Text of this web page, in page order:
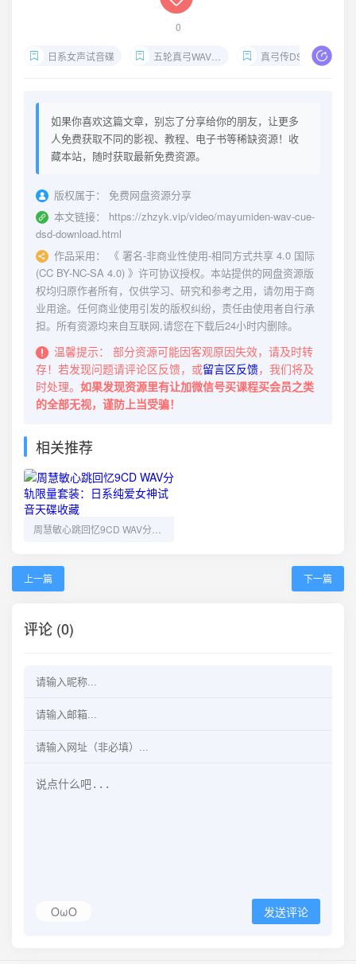
0
日系女声试音碟 五轮真弓WAV+CUE下载 真弓传DSD无损
如果你喜欢这篇文章，别忘了分享给你的朋友，让更多
人免费获取不同的影视、教程、电子书等稀缺资源！收
藏本站，随时获取最新免费资源。
版权属于：
免费网盘资源分享
本文链接：
https://zhzyk.vip/video/mayumiden-wav-cue-
dsd-download.html
作品采用：
《 署名-非商业性使用-相同方式共享 4.0 国际
(CC BY-NC-SA 4.0) 》许可协议授权。本站提供的网盘资源版
权均归原作者所有，仅供学习、研究和参考之用，请勿用于商
业用途。任何商业使用引发的版权纠纷，责任由使用者自行承
担。所有资源均来自互联网,请您在下载后24小时内删除。
温馨提示：
部分资源可能因客观原因失效，请及时转
存！若发现问题请评论区反馈，或留言区反馈，我们将及
时处理。 如果发现资源里有让加微信号买课程买会员之类
的全部无视，谨防上当受骗！
相关推荐
上一篇 下一篇
评论 (0)
OωO 发送评论